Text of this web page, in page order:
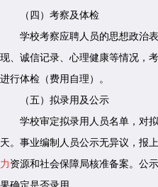
（四）考察及体检
学校考察应聘人员的思想政治表
现、诚信记录、心理健康等情况，
进行体检（费用自理）。
（五）拟录用及公示
学校审定拟录用人员名单，对拟
天。事业编制人员公示无异议，报
力 资源和社会保障局核准备案。公